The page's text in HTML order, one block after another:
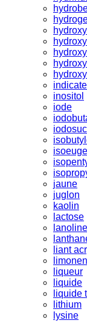
inositol
iode
jaune
juglon
kaolin
lactose
lanoline
liant
liqueur
liquide
liquide
lithium
lysine